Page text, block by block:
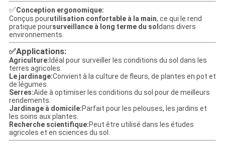
✅Conception ergonomique:
Conçus pourutilisation confortable à la main, ce qui le rend
pratique poursurveillance à long terme du sol dans divers
environnements.
✅Applications:
Agriculture: Idéal pour surveiller les conditions du sol dans les
terres agricoles.
Le jardinage:Convient à la culture de fleurs, de plantes en pot et
de légumes.
Serres:Aide à optimiser les conditions du sol pour de meilleurs
rendements.
Jardinage à domicile:Parfait pour les pelouses, les jardins et
les soins aux plantes.
Recherche scientifique:Peut être utilisé dans les études
agricoles et en sciences du sol.